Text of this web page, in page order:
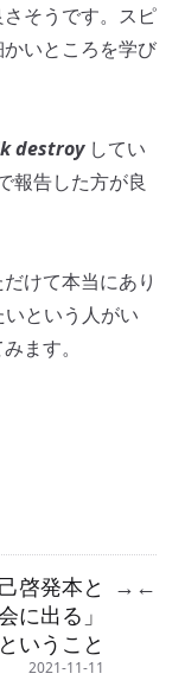
そうです。スピ
いところを学び
destroyしてい
報告した方が良
けて本当にあり
という人がい
ます。
啓発本と
に出る」
ということ
2021-11-11
→ ←